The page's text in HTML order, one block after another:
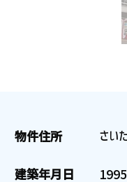
物件住所
建築年月日
さい